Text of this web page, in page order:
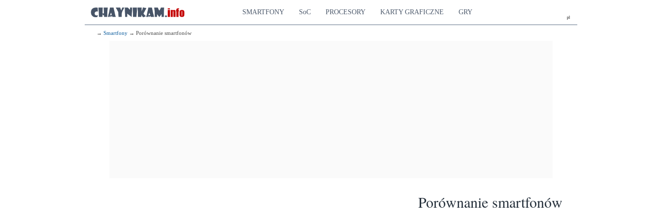
pl
SMARTFONY SoC PROCESORY KARTY GRAFICZNE GRY
→ Smartfony → Porównanie smartfonów
Porównanie smartfonów